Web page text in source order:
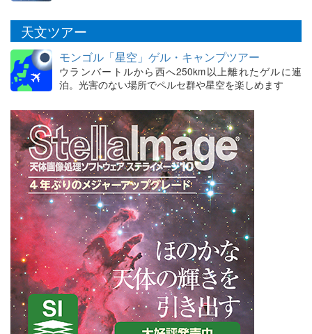
天文ツアー
モンゴル「星空」ゲル・キャンプツアー
ウランバートルから西へ250km以上離れたゲルに連
泊。光害のない場所でペルセ群や星空を楽しめます